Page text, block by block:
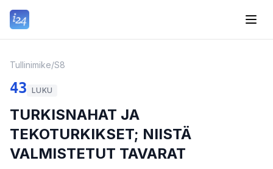
Tullinimike/S8
43 LUKU
TURKISNAHAT JA
TEKOTURKIKSET; NIISTÄ
VALMISTETUT TAVARAT